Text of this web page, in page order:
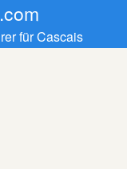
für Cascais